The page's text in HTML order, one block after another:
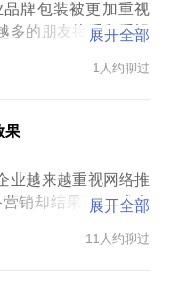
牌包装被更加重视
多的朋友接受和重视
发愁；
知名度而发愁；
策划方面有深入研
提供个人品牌包装策
望能帮助你也走上个
方面，能为你提供帮
展开全部
1人约聊过
果
业越来越重视网络推
销却结果不好,或者
展开全部
11人约聊过